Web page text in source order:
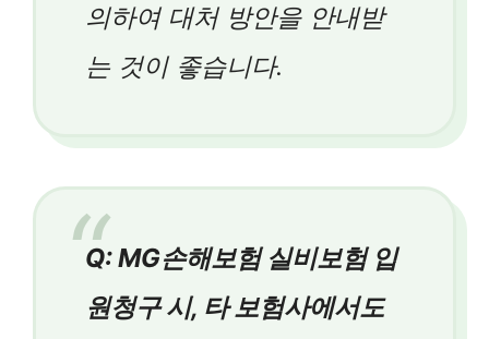
의하여 대처 방안을 안내받
는 것이 좋습니다.
Q: MG손해보험 실비보험 입
원청구 시, 타 보험사에서도